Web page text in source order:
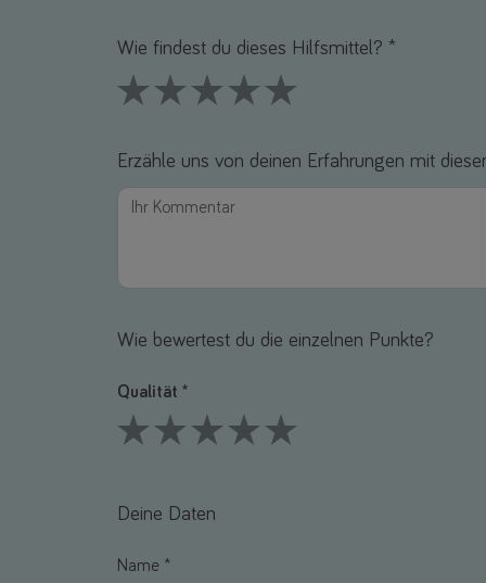
Wie findest du dieses Hilfsmittel? *
Erzähle uns von deinen Erfahrungen mit
Wie bewertest du die einzelnen Punkte?
Qualität *
Deine Daten
Name *